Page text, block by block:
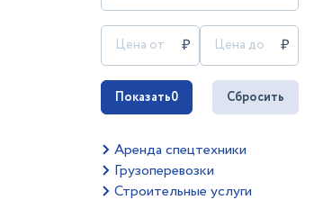
Показать0 Сбросить
Аренда спецтехники
Грузоперевозки
Строительные услуги